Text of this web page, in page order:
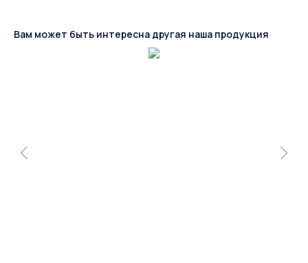
Вам может быть интересна другая наша продукция